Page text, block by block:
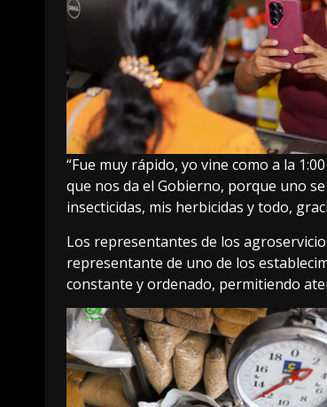
“Fue muy rápido, yo vine como a la
que nos da el Gobierno, porque uno
insecticidas, mis herbicidas y todo,
Los representantes de los
representante de uno de los
constante y ordenado, permitiendo